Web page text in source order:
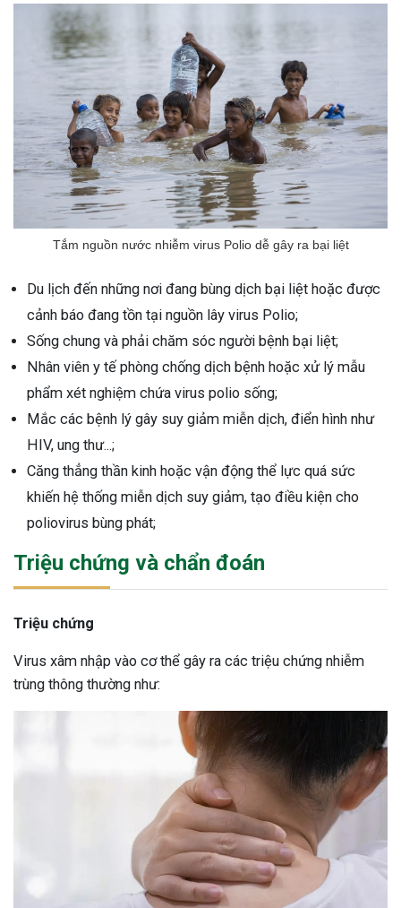
Tắm nguồn nước nhiễm virus Polio dễ gây ra bại liệt
Du lịch đến những nơi đang bùng dịch bại liệt hoặc được
cảnh báo đang tồn tại nguồn lây virus Polio;
Sống chung và phải chăm sóc người bệnh bại liệt;
Nhân viên y tế phòng chống dịch bệnh hoặc xử lý mẫu
phẩm xét nghiệm chứa virus polio sống;
Mắc các bệnh lý gây suy giảm miễn dịch, điển hình như
HIV, ung thư...;
Căng thẳng thần kinh hoặc vận động thể lực quá sức
khiến hệ thống miễn dịch suy giảm, tạo điều kiện cho
poliovirus bùng phát;
Triệu chứng và chẩn đoán
Triệu chứng
Virus xâm nhập vào cơ thể gây ra các triệu chứng nhiễm
trùng thông thường như: